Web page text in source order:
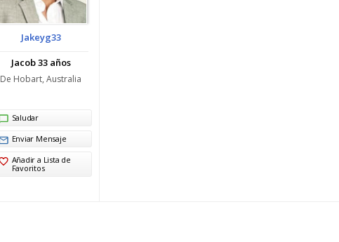
Jakeyg33
Jacob 33 años
De Hobart, Australia
Saludar
Enviar Mensaje
Añadir a Lista de
Favoritos